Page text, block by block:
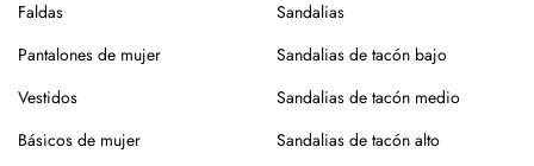
plancha del revés. Así evitarás brillos o marcas.
Evita la exposición directa al sol durante mucho tiempo.
de la prenda.
Para los zapatos:
Faldas
Pantalones de mujer
Vestidos
Básicos de mujer
Sandalias
Sandalias de tacón bajo
Sandalias de tacón medio
Sandalias de tacón alto